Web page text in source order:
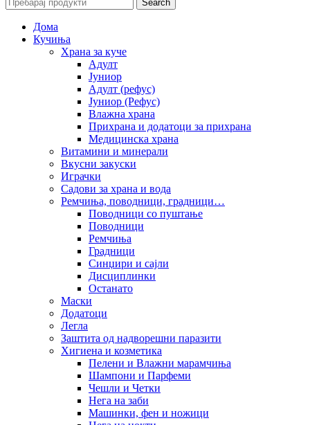
Search
Дома
Кучиња
Храна за куче
Адулт
Јуниор
Адулт (рефус)
Јуниор (Рефус)
Влажна храна
Прихрана и додатоци за прихрана
Медицинска храна
Витамини и минерали
Вкусни закуски
Играчки
Садови за храна и вода
Ремчиња, поводници, градници…
Поводници со пуштање
Поводници
Ремчиња
Градници
Синџири и сајли
Дисциплинки
Останато
Маски
Додатоци
Легла
Заштита од надворешни паразити
Хигиена и козметика
Пелени и Влажни марамчиња
Шампони и Парфеми
Чешли и Четки
Нега на заби
Машинки, фен и ножици